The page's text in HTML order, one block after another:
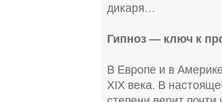
дикаря…
Гипноз — ключ к
В Европе и в
ХIХ века. В